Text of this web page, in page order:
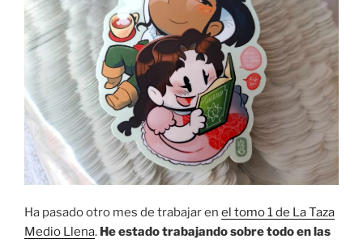
Ha pasado otro mes de trabajar en el tomo 1 de La Taza
Medio Llena. He estado trabajando sobre todo en las